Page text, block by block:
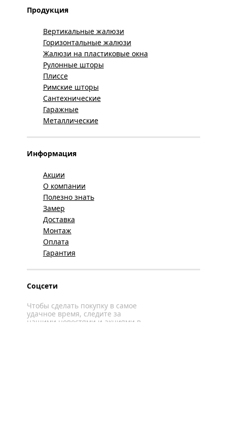
Продукция
Вертикальные жалюзи
Горизонтальные жалюзи
Жалюзи на пластиковые окна
Рулонные шторы
Плиссе
Римские шторы
Сантехнические
Гаражные
Металлические
Информация
Акции
О компании
Полезно знать
Замер
Доставка
Монтаж
Оплата
Гарантия
Соцсети
Чтобы сделать покупку в самое
удачное время, следите за
нашими новостями и акциями в